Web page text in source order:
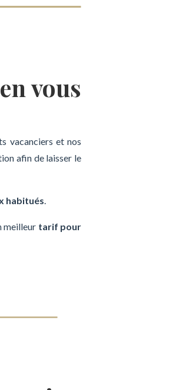
en vous
vacanciers et nos
afin de laisser le
habitués.
meilleur tarif pour